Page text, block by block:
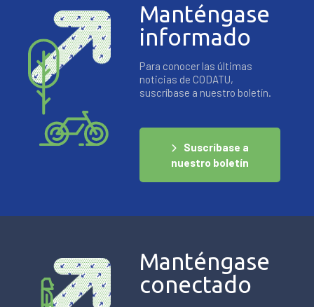
Manténgase
informado
Para conocer las últimas
noticias de CODATU,
suscríbase a nuestro boletín.
Suscríbase a
nuestro boletín
Manténgase
conectado